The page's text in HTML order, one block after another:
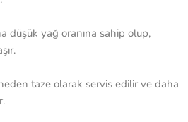
düşük yağ oranına sahip olup,
taze olarak servis edilir ve daha